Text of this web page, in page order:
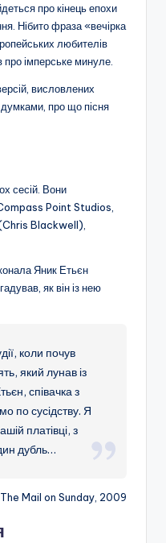
про кінець епохи
Нібито фраза «вечірка
любителів
імперське минуле.
висловлених
про що пісня
сесій. Вони
Point Studios,
Blackwell),
Яник Етьєн
як він із нею
коли почув
який лунав із
співачка з
по сусідству. Я
платівці, з
дубль…
The Mail on Sunday, 2009